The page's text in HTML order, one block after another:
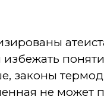
законы
не может